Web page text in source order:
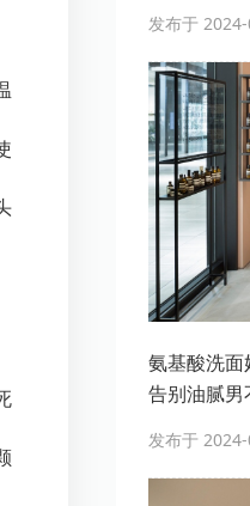
发布于
氨基酸洗面
告别油腻男
发布于